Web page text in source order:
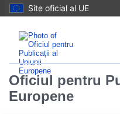
Site oficial al UE
Oficiul pentru
Europene